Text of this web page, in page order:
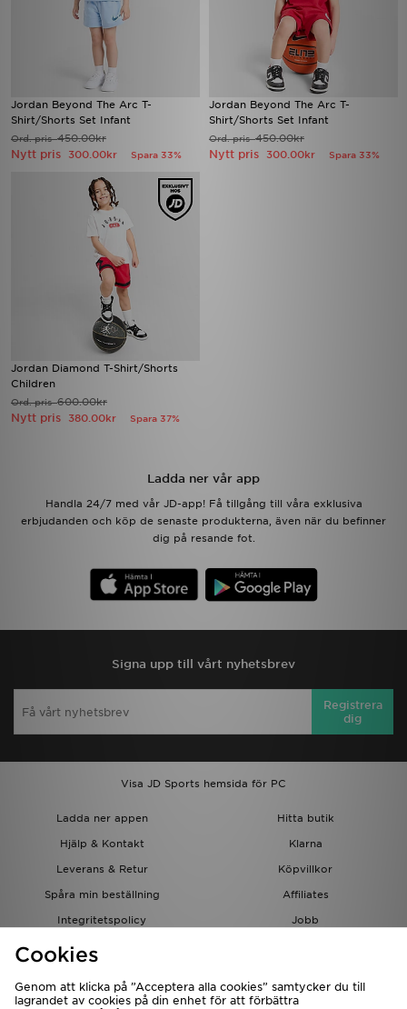
Jordan Beyond The Arc T-
Shirt/Shorts Set Infant
Ord. pris450.00kr
Nytt pris 300.00kr Spara 33%
Jordan Beyond The Arc T-
Shirt/Shorts Set Infant
Ord. pris450.00kr
Nytt pris 300.00kr Spara 33%
Jordan Diamond T-Shirt/Shorts
Children
Ord. pris600.00kr
Nytt pris 380.00kr Spara 37%
Ladda ner vår app
Handla 24/7 med vår JD-app! Få tillgång till våra exklusiva
erbjudanden och köp de senaste produkterna, även när du befinner
dig på resande fot.
Signa upp till vårt nyhetsbrev
Registrera
dig
Visa JD Sports hemsida för PC
Ladda ner appen
Hitta butik
Hjälp & Kontakt
Klarna
Leverans & Retur
Köpvillkor
Spåra min beställning
Affiliates
Integritetspolicy
Jobb
JD-bloggen
Cookies
Genom att klicka på ”Acceptera alla cookies” samtycker du till
lagrandet av cookies på din enhet för att förbättra